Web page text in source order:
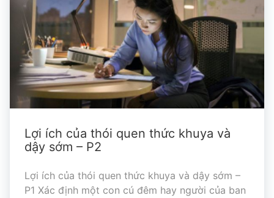
Xét nghiệm động vật
Lợi ích của thói quen thức khuya và
dậy sớm – P2
Lợi ích của thói quen thức khuya và dậy sớm –
P1 Xác định một con cú đêm hay người của ban